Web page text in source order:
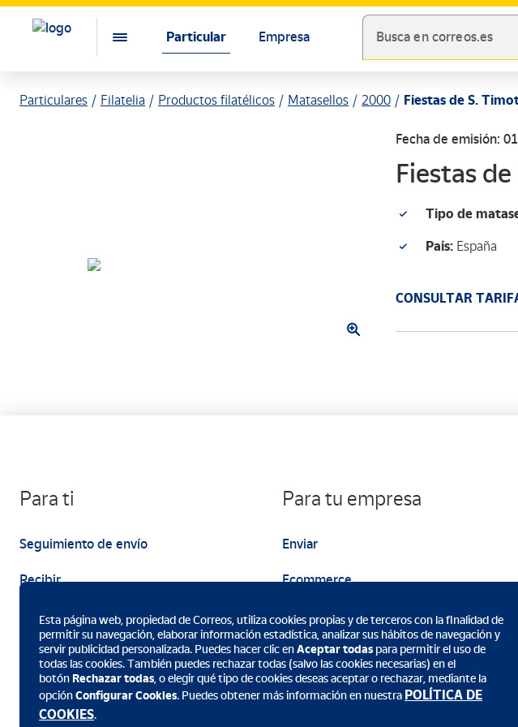
Particular Empresa Busca en correos.es
Particulares Filatelia Productos filatélicos Matasellos 2000 Fiestas de S.
Fecha de emisión:
Fiestas
Tipo de
País: España
CONSULTAR
Para ti
Seguimiento de envío
Recibir
Enviar
Para tu empresa
Enviar
Ecommerce
Marketing
Descarga la App de Correos
Esta página web, propiedad de Correos, utiliza cookies propias y de terceros con la finalidad de
permitir su navegación, elaborar información estadística, analizar sus hábitos de navegación y
servir publicidad personalizada. Puedes hacer clic enAceptar todas para permitir el uso de
todas las cookies. También puedes rechazar todas (salvo las cookies necesarias) en el
botón Rechazar todas, o elegir qué tipo de cookies deseas aceptar o rechazar, mediante la
opciónConfigurar Cookies. Puedes obtener más información en nuestra POLÍTICA DE
COOKIES.